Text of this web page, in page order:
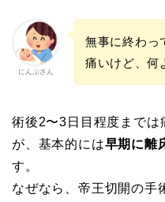
にんぷさん
無事に終わっ
痛いけど、
術後2〜3日目程度までは
が、基本的には早期に離
す。
なぜなら、帝王切開の手